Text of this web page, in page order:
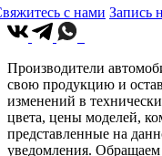
с нами Запись
Производители
свою продукцию и
изменений в
цвета, цены моделей,
представленные на
уведомления.